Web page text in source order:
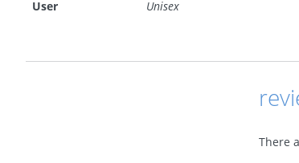
User
Unisex
There